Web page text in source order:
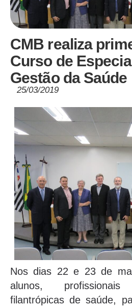
CMB realiza
Curso de
Gestão da Saúde
25/03/2019
Nos dias 22 e 23 de
alunos,
filantrópicas de saúde,